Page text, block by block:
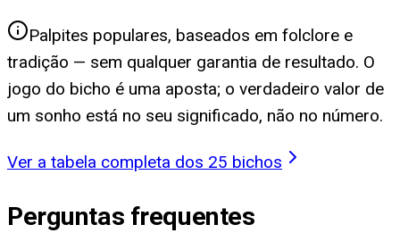
Palpites populares, baseados em folclore e
tradição — sem qualquer garantia de resultado. O
jogo do bicho é uma aposta; o verdadeiro valor de
um sonho está no seu significado, não no número.
Ver a tabela completa dos 25 bichos
Perguntas frequentes